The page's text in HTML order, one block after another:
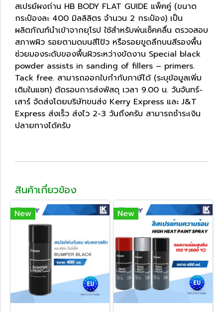
สเปรย์ผงถ่าน HB BODY FLAT GUIDE แพ็คคู่ (ขนาด
กระป๋องละ 400 มิลลิลิตร จำนวน 2 กระป๋อง) เป็น
ผลิตภัณฑ์นำเข้าจากยุโรป ใช้สำหรับพ่นเช็คคลื่น ตรวจสอบ
สภาพผิว รอยตามดบนสีโป้ว หรือรอยขูดลึกบนสีรองพื้น
ช่วยมองระดับของพื้นผิวระหว่างขัดงาน Special black
powder assists in sanding of fillers – primers.
Tack free. สามารถออกใบกำกับภาษีได้ (ระบุข้อมูลเพิ่ม
เติมในแชท) ตัดรอบการส่งพัสดุ เวลา 9.00 น. วันจันทร์-
เสาร์ จัดส่งโดยบริษัทขนส่ง Kerry Express และ J&T
Express ส่งเร็ว ส่งไว 2-3 วันถึงครับ สามารถชำระเงิน
ปลายทางได้ครับ
สินค้าเกี่ยวข้อง
New New